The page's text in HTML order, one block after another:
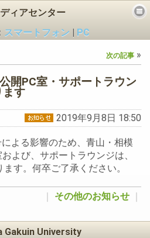
ィアセンター
スマートフォン
PC
次の記事 »
開PC室・サポートラウン
ます
2019年9月8日 18:50
よる影響のため、青山・相模
よび、サポートラウンジは、
ます。何卒ご了承ください。
その他のお知らせ
Gakuin University